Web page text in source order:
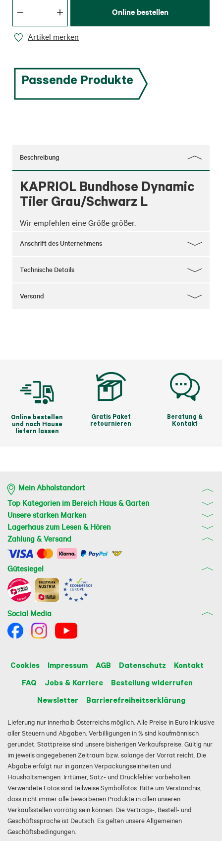
Online bestellen
Artikel merken
Passende Produkte
Beschreibung
KAPRIOL Bundhose Dynamic
Tiler Grau/Schwarz L
Wir empfehlen eine Größe größer.
Anschrift des Unternehmens
Technische Details
Versand
Online bestellen
und nach Hause
liefern lassen
Gratis Paket
retournieren
Beratung &
Kontakt
Mein Abholstandort
Top Kategorien im Bereich Haus & Garten
Unsere starken Marken
Lagerhaus zum Lesen & Hören
Zahlung & Versand
Gütesiegel
Social Media
Cookies Impressum AGB Datenschutz
Kontakt
FAQ
Jobs & Karriere
Bestellung widerrufen
Newsletter
Barrierefreiheitserklärung
Lieferung nur innerhalb Österreichs möglich. Alle Preise in Euro inklusive
aller Steuern und Abgaben. Verbilligungen in % sind kaufmännisch
gerundet. Stattpreise sind unsere bisherigen Verkaufspreise. Gültig nur
im jeweils angegebenen Zeitraum bzw. solange der Vorrat reicht. Die
Abgabe erfolgt nur in ganzen Verpackungseinheiten und
Haushaltsmengen. Irrtümer, Satz- und Druckfehler vorbehalten.
Verwendete Fotos sind teilweise Symbolfotos. Bitte um Verständnis,
dass nicht immer alle beworbenen Produkte in allen unseren
Verkaufsstellen vorrätig sein können. Die Vertrags-, Bestell- und
Geschäftssprache ist Deutsch. Es gelten unsere Allgemeinen
Geschäftsbedingungen.